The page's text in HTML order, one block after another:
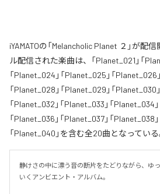
iYAMATOの「Melancholic Planet ２」が配
ル配信された楽曲は、「Planet_021」「
「Planet_024」「Planet_025」「Planet_026
「Planet_028」「Planet_029」「Planet_030
「Planet_032」「Planet_033」「Planet_034
「Planet_036」「Planet_037」「Planet_038
「Planet_040」を含む全20曲となっている
静けさの中に漂う音の断片をたどりながら、ゆ
いくアンビエント・アルバム。